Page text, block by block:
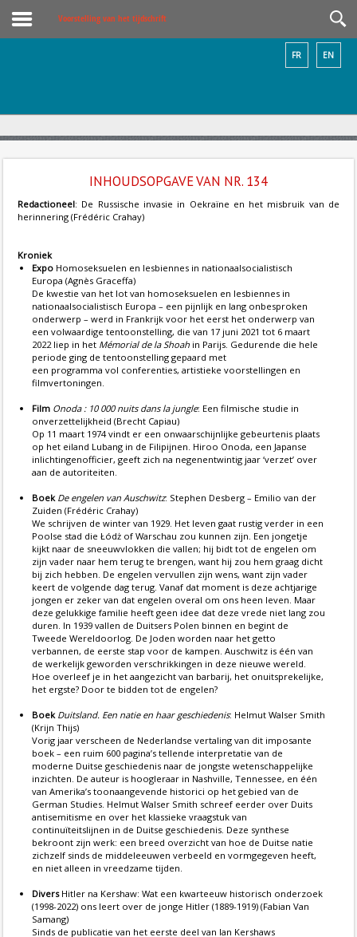
Voorstelling van het tijdschrift
EN
FR
INHOUDSOPGAVE VAN NR. 134
Redactioneel: De Russische invasie in Oekraïne en het misbruik van de
herinnering (Frédéric Crahay)
Kroniek
Expo Homoseksuelen en lesbiennes in nationaalsocialistisch
Europa (Agnès Graceffa)
De kwestie van het lot van homoseksuelen en lesbiennes in
nationaalsocialistisch Europa – een pijnlijk en lang onbesproken
onderwerp – werd in Frankrijk voor het eerst het onderwerp van
een volwaardige tentoonstelling, die van 17 juni 2021 tot 6 maart
2022 liep in het Mémorial de la Shoah in Parijs. Gedurende die hele
periode ging de tentoonstelling gepaard met
een programma vol conferenties, artistieke voorstellingen en
filmvertoningen.
Film Onoda : 10 000 nuits dans la jungle: Een filmische studie in
onverzettelijkheid (Brecht Capiau)
Op 11 maart 1974 vindt er een onwaarschijnlijke gebeurtenis plaats
op het eiland Lubang in de Filipijnen. Hiroo Onoda, een Japanse
inlichtingenofficier, geeft zich na negenentwintig jaar ‘verzet’ over
aan de autoriteiten.
Boek De engelen van Auschwitz: Stephen Desberg – Emilio van der
Zuiden (Frédéric Crahay)
We schrijven de winter van 1929. Het leven gaat rustig verder in een
Poolse stad die Łódż of Warschau zou kunnen zijn. Een jongetje
kijkt naar de sneeuwvlokken die vallen; hij bidt tot de engelen om
zijn vader naar hem terug te brengen, want hij zou hem graag dicht
bij zich hebben. De engelen vervullen zijn wens, want zijn vader
keert de volgende dag terug. Vanaf dat moment is deze achtjarige
jongen er zeker van dat engelen overal om ons heen leven. Maar
deze gelukkige familie heeft geen idee dat deze vrede niet lang zou
duren. In 1939 vallen de Duitsers Polen binnen en begint de
Tweede Wereldoorlog. De Joden worden naar het getto
verbannen, de eerste stap voor de kampen. Auschwitz is één van
de werkelijk geworden verschrikkingen in deze nieuwe wereld.
Hoe overleef je in het aangezicht van barbarij, het onuitsprekelijke,
het ergste? Door te bidden tot de engelen?
Boek Duitsland. Een natie en haar geschiedenis: Helmut Walser Smith
(Krijn Thijs)
Vorig jaar verscheen de Nederlandse vertaling van dit imposante
boek – een ruim 600 pagina’s tellende interpretatie van de
moderne Duitse geschiedenis naar de jongste wetenschappelijke
inzichten. De auteur is hoogleraar in Nashville, Tennessee, en één
van Amerika’s toonaangevende historici op het gebied van de
German Studies. Helmut Walser Smith schreef eerder over Duits
antisemitisme en over het klassieke vraagstuk van
continuïteitslijnen in de Duitse geschiedenis. Deze synthese
bekroont zijn werk: een breed overzicht van hoe de Duitse natie
zichzelf sinds de middeleeuwen verbeeld en vormgegeven heeft,
en niet alleen in vreedzame tijden.
DiversHitler na Kershaw: Wat een kwarteeuw historisch onderzoek
(1998-2022) ons leert over de jonge Hitler (1889-1919) (Fabian Van
Samang)
Sinds de publicatie van het eerste deel van Ian Kershaws